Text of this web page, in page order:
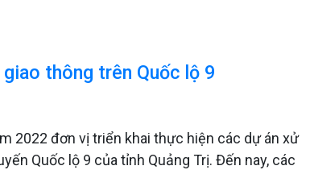
thông trên Quốc lộ 9
2022 đơn vị triển khai thực hiện các dự án xử
Quốc lộ 9 của tỉnh Quảng Trị. Đến nay, các